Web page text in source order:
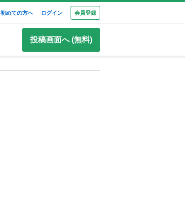
初めての方へ ログイン 会員登録
投稿画面へ (無料)